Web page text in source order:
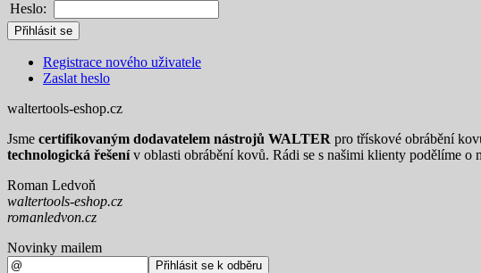
Heslo:
Registrace nového uživatele
Zaslat heslo
waltertools-eshop.cz
Jsme certifikovaným dodavatelem nástrojů WALTER pro třískové obrábění
technologická řešenív oblasti obrábění kovů. Rádi se s našimi klienty podělíme o
Roman Ledvoň
waltertools-eshop.cz
romanledvon.cz
Novinky mailem